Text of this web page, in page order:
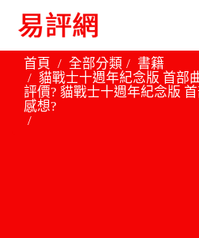
首頁 全部分類
書籍
貓戰士十週年紀念版 首部
評價? 貓戰士十週年紀念版
感想?